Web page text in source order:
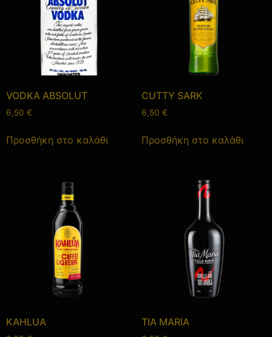
VODKA ABSOLUT
6,50 €
Προσθήκη στο καλάθι
CUTTY SARK
6,50 €
Προσθήκη στο καλάθι
KAHLUA TIA MARIA